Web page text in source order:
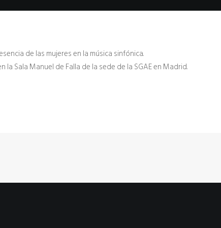
de las mujeres en la música sinfónica.
Sala Manuel de Falla de la sede de la SGAE en Madrid.